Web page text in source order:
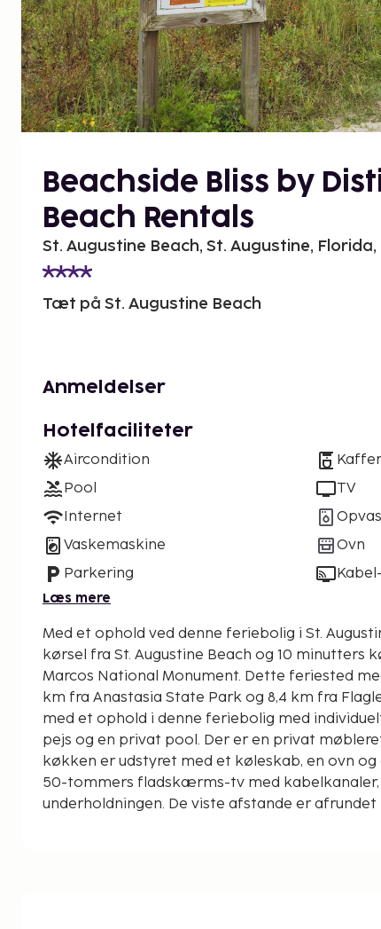
Beachside Bliss by
Beach Rentals
St. Augustine Beach, St. Augustine, Florida,
Tæt på St. Augustine Beach
Anmeldelser
Hotelfaciliteter
Aircondition
Pool
Internet
Vaskemaskine
Parkering
TV
Ovn
Læs mere
Med et ophold ved denne feriebolig i St.
kørsel fra St. Augustine Beach og 10 minutters
Marcos National Monument. Dette feriested med luksusfaciliteter ligger 5,1
km fra Anastasia State Park og 8,4 km fra
med et ophold i denne feriebolig med
pejs og en privat pool. Der er en privat
køkken er udstyret med et køleskab, en ovn og
50-tommers fladskærms-tv med
underholdningen. De viste afstande er